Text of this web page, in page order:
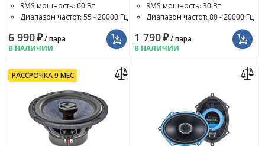
RMS мощность: 60 Вт
Диапазон частот: 55 - 20000 Гц
6 990₽/ пара
В НАЛИЧИИ
RMS мощность: 30 Вт
Диапазон частот: 80 - 20000 Гц
1 790₽/ пара
В НАЛИЧИИ
РАССРОЧКА 9 МЕС